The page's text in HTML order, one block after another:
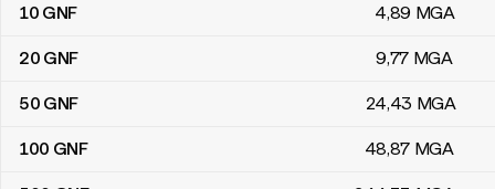
10 GNF 4,89 MGA
20 GNF 9,77 MGA
50 GNF 24,43 MGA
100 GNF 48,87 MGA